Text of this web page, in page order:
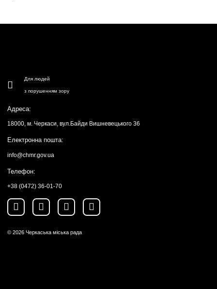
Для людей
з порушенням зору
Адреса:
18000, м. Черкаси, вул.Байди Вишневецького 36
Електронна пошта:
info@chmr.gov.ua
Телефон:
+38 (0472) 36-01-70
© 2026 Черкаська міська рада